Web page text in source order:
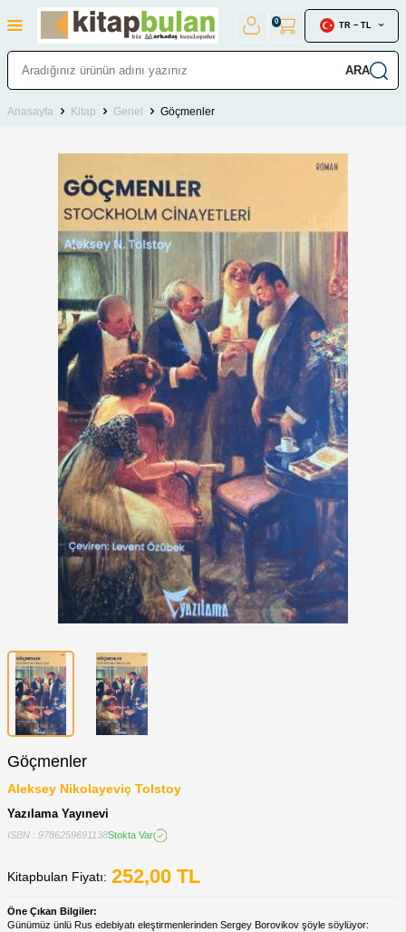
ARA
0 TR − TL
Anasayfa Kitap Genel Göçmenler
Göçmenler
Aleksey Nikolayeviç Tolstoy
Yazılama Yayınevi
ISBN : 9786259691138Stokta Var
Kitapbulan Fiyatı: 252,00 TL
Öne Çıkan Bilgiler:
Günümüz ünlü Rus edebiyatı eleştirmenlerinden Sergey Borovikov şöyle söylüyor: